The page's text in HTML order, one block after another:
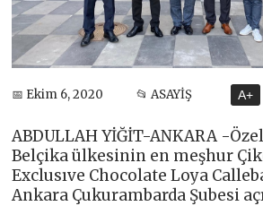
📅 Ekim 6, 2020 📂 ASAYİŞ A+
ABDULLAH YİĞİT-ANKARA -
Belçika ülkesinin en meşhur
Exclusıve Chocolate Loya
Ankara Çukurambarda Şubesi